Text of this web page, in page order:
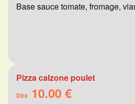
Base sauce tomate, fromage,
Pizza calzone poulet
Dès 10.00 €